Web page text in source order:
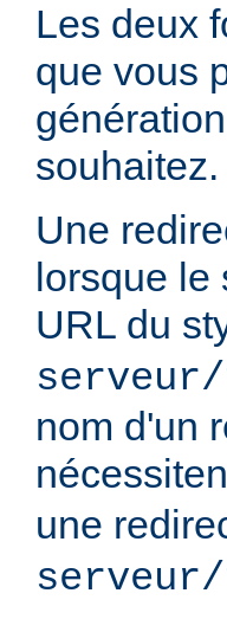
Les deux
que vous
souhaitez.
Une
lorsque
URL du
nom d'un
une